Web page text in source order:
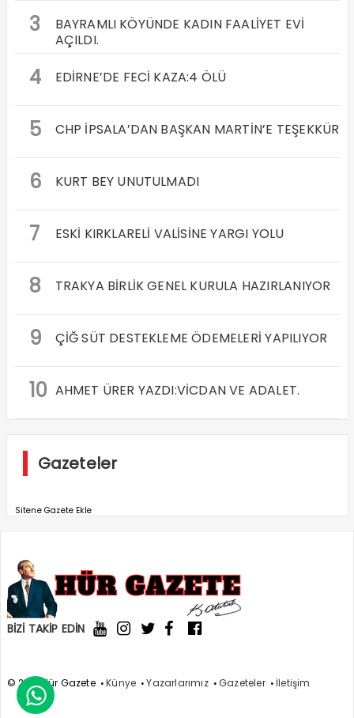
3
BAYRAMLI KÖYÜNDE KADIN FAALİYET EVİ
AÇILDI.
4 EDİRNE’DE FECİ KAZA:4 ÖLÜ
5 CHP İPSALA’DAN BAŞKAN MARTİN’E TEŞEKKÜR
6 KURT BEY UNUTULMADI
7 ESKİ KIRKLARELİ VALİSİNE YARGI YOLU
8 TRAKYA BİRLİK GENEL KURULA HAZIRLANIYOR
9 ÇİĞ SÜT DESTEKLEME ÖDEMELERİ YAPILIYOR
10 AHMET ÜRER YAZDI:VİCDAN VE ADALET.
Gazeteler
Sitene Gazete Ekle
BİZİ TAKİP EDİN
© 2021 Hür Gazete Künye Yazarlarımız Gazeteler İletişim
